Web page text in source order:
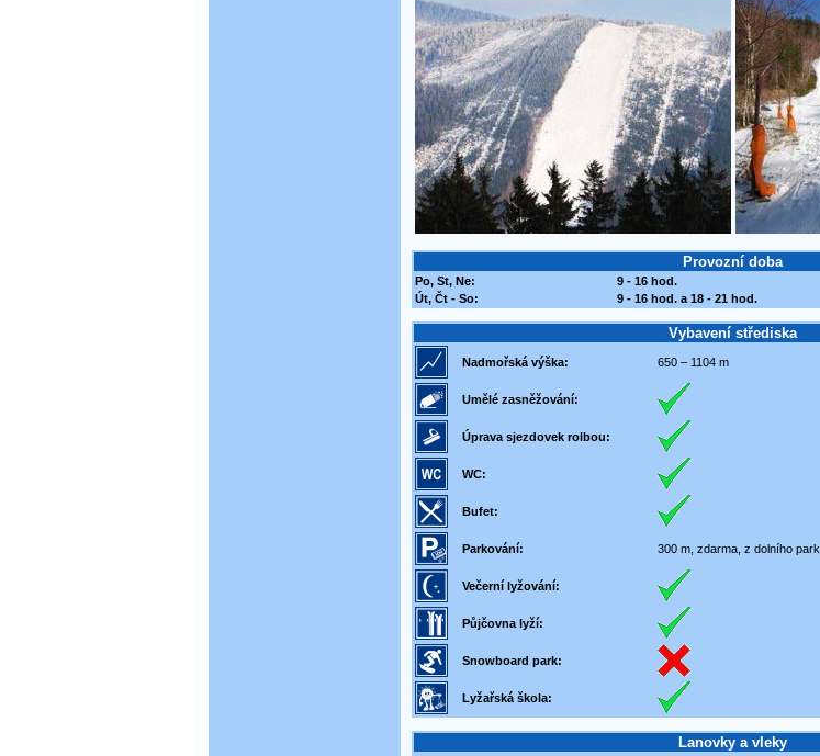
Provozní doba
Po, St, Ne:
9 - 16 hod.
Út, Čt - So:
9 - 16 hod. a 18 - 21 hod.
Vybavení střediska
Nadmořská výška: 650 – 1104 m
Umělé zasněžování:
Úprava sjezdovek rolbou:
WC:
Bufet:
Parkování: 300 m, zdarma, z dolního
Večerní lyžování:
Půjčovna lyží:
Snowboard park:
Lyžařská škola:
Lanovky a vleky